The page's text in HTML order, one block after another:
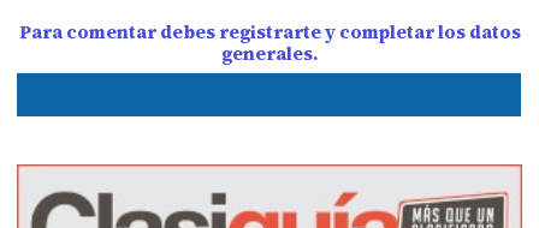
Para comentar debes registrarte y completar los datos
generales.